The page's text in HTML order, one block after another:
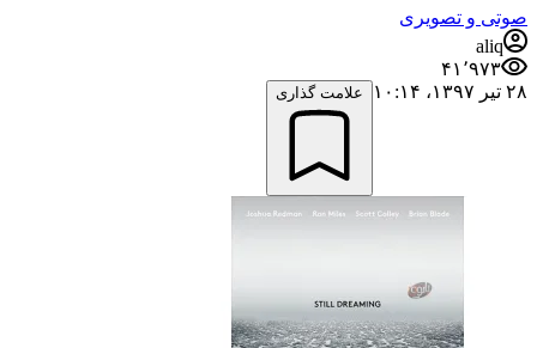
صوتی و تصویری
aliq
۴۱٬۹۷۳
۲۸ تیر ۱۳۹۷،‏ ۱۰:۱۴
علامت گذاری